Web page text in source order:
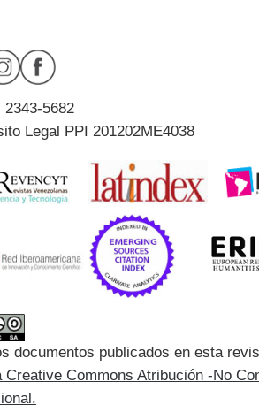
2343-5682
Legal PPI 201202ME4038
documentos publicados en esta
Creative Commons Atribución -No